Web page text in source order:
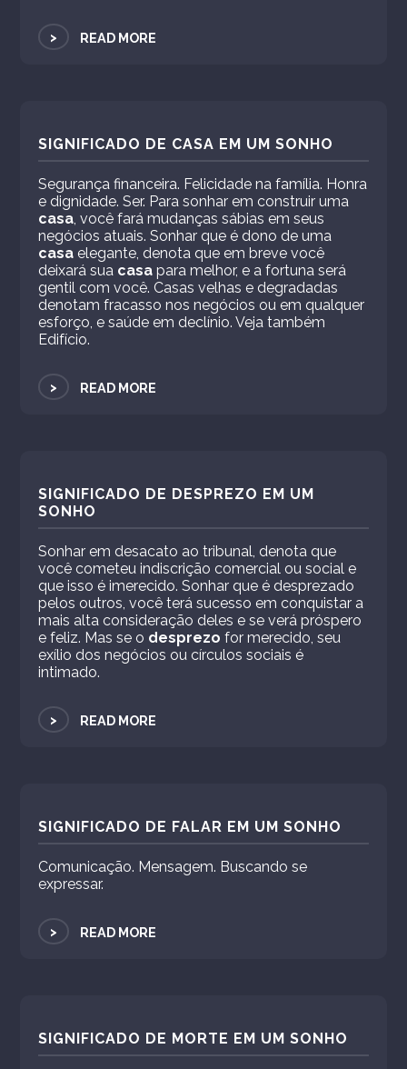
> READ MORE
SIGNIFICADO DE CASA EM UM SONHO
Segurança financeira. Felicidade na família. Honra
e dignidade. Ser. Para sonhar em construir uma
casa, você fará mudanças sábias em seus
negócios atuais. Sonhar que é dono de uma
casa elegante, denota que em breve você
deixará sua casa para melhor, e a fortuna será
gentil com você. Casas velhas e degradadas
denotam fracasso nos negócios ou em qualquer
esforço, e saúde em declínio. Veja também
Edifício.
> READ MORE
SIGNIFICADO DE DESPREZO EM UM
SONHO
Sonhar em desacato ao tribunal, denota que
você cometeu indiscrição comercial ou social e
que isso é imerecido. Sonhar que é desprezado
pelos outros, você terá sucesso em conquistar a
mais alta consideração deles e se verá próspero
e feliz. Mas se o desprezo for merecido, seu
exílio dos negócios ou círculos sociais é
intimado.
> READ MORE
SIGNIFICADO DE FALAR EM UM SONHO
Comunicação. Mensagem. Buscando se
expressar.
> READ MORE
SIGNIFICADO DE MORTE EM UM SONHO